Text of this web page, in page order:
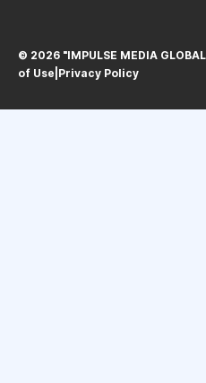
© 2026 "IMPULSE MEDIA GLOBAL"
of Use Privacy Policy